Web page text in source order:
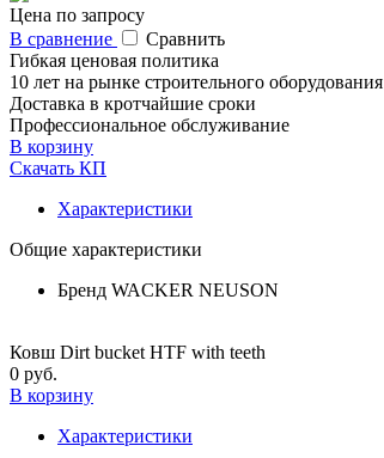
Цена по запросу
В сравнение
Сравнить
Гибкая ценовая политика
10 лет на рынке строительного оборудования
Доставка в кротчайшие сроки
Профессиональное обслуживание
В корзину
Скачать КП
Характеристики
Общие характеристики
Бренд WACKER NEUSON
Ковш Dirt bucket HTF with teeth
0 руб.
В корзину
Характеристики